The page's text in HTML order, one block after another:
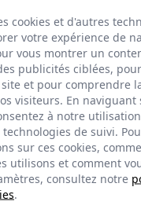
cookies et d'autres
votre expérience de
vous montrer un
publicités ciblées,
et pour comprendre
visiteurs. En
à notre
technologies de suivi.
sur ces cookies,
utilisons et comment
consultez notre
.